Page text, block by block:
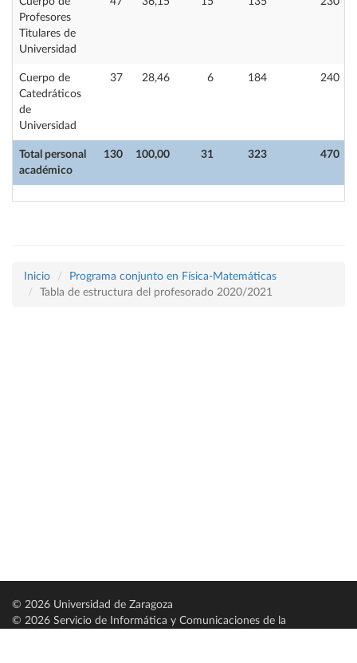
Total personal
académico
130 100,00 31 323 470
Profesores
Titulares de
Universidad
Cuerpo de
Catedráticos
de
Universidad
37 28,46 6 184 240
Inicio
Programa conjunto en Física-Matemáticas
Tabla de estructura del profesorado 2020/2021
© 2026 Universidad de Zaragoza
© 2026 Servicio de Informática y Comunicaciones de la